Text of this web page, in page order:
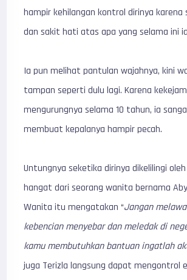
hampir kehilangan kontrol dirinya
dan sakit hati atas apa yang selama ini
Ia pun melihat pantulan wajahnya, kini
tampan seperti dulu lagi. Karena
mengurungnya selama 10 tahun, ia
membuat kepalanya hampir pecah.
Untungnya seketika dirinya dikelilingi
hangat dari seorang wanita bernama
Wanita itu mengatakan “Jangan
kebencian menyebar dan meledak di
kamu membutuhkan bantuan ingatlah
juga Terizla langsung dapat mengontrol